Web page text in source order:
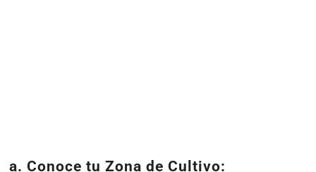
a. Conoce tu Zona de Cultivo: